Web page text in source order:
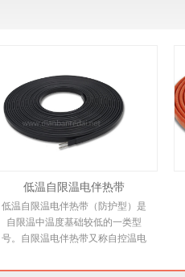
低温自限温电伴热带
低温自限温电伴热带（防护型）是
自限温中温度基础较低的一类型
号。自限温电伴热带又称自控温电
电热产品，由高分子